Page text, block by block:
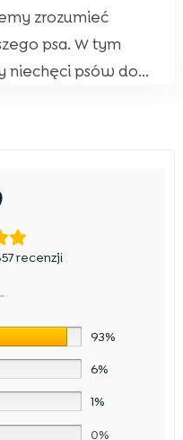
zrozumieć
psa. W tym
psów do...
recenzji
93%
6%
1%
0%